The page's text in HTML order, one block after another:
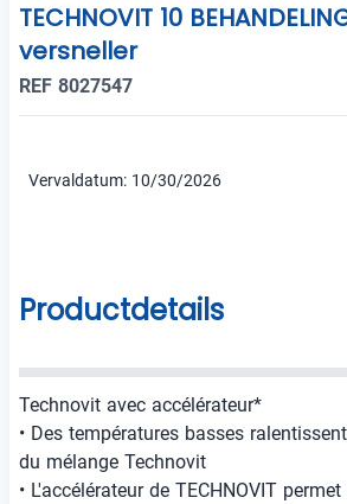
TECHNOVIT 10
versneller
REF 8027547
Vervaldatum: 10/30/2026
Productdetails
Technovit avec accélérateur*
• Des températures basses
du mélange Technovit
• L'accélérateur de TECHNOVIT